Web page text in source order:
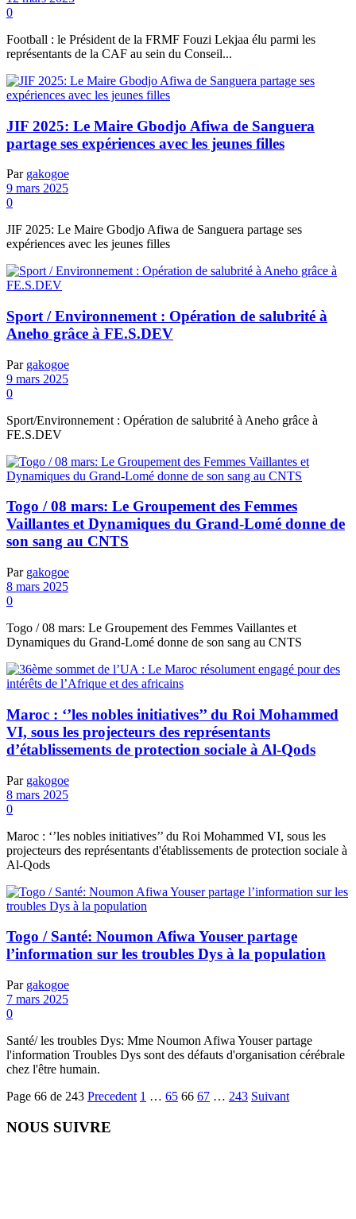
0
Football : le Président de la FRMF Fouzi Lekjaa élu parmi les
représentants de la CAF au sein du Conseil...
JIF 2025: Le Maire Gbodjo Afiwa de Sanguera
partage ses expériences avec les jeunes filles
Par gakogoe
9 mars 2025
0
JIF 2025: Le Maire Gbodjo Afiwa de Sanguera partage ses
expériences avec les jeunes filles
Sport / Environnement : Opération de salubrité à
Aneho grâce à FE.S.DEV
Par gakogoe
9 mars 2025
0
Sport/Environnement : Opération de salubrité à Aneho grâce à
FE.S.DEV
Togo / 08 mars: Le Groupement des Femmes
Vaillantes et Dynamiques du Grand-Lomé donne de
son sang au CNTS
Par gakogoe
8 mars 2025
0
Togo / 08 mars: Le Groupement des Femmes Vaillantes et
Dynamiques du Grand-Lomé donne de son sang au CNTS
Maroc : ‘’les nobles initiatives’’ du Roi Mohammed
VI, sous les projecteurs des représentants
d’établissements de protection sociale à Al-Qods
Par gakogoe
8 mars 2025
0
Maroc : ‘’les nobles initiatives’’ du Roi Mohammed VI, sous les
projecteurs des représentants d'établissements de protection sociale à
Al-Qods
Togo / Santé: Noumon Afiwa Youser partage
l’information sur les troubles Dys à la population
Par gakogoe
7 mars 2025
0
Santé/ les troubles Dys: Mme Noumon Afiwa Youser partage
l'information Troubles Dys sont des défauts d'organisation cérébrale
chez l'être humain.
Page 66 de 243 Precedent 1 … 65 66 67 … 243 Suivant
NOUS SUIVRE